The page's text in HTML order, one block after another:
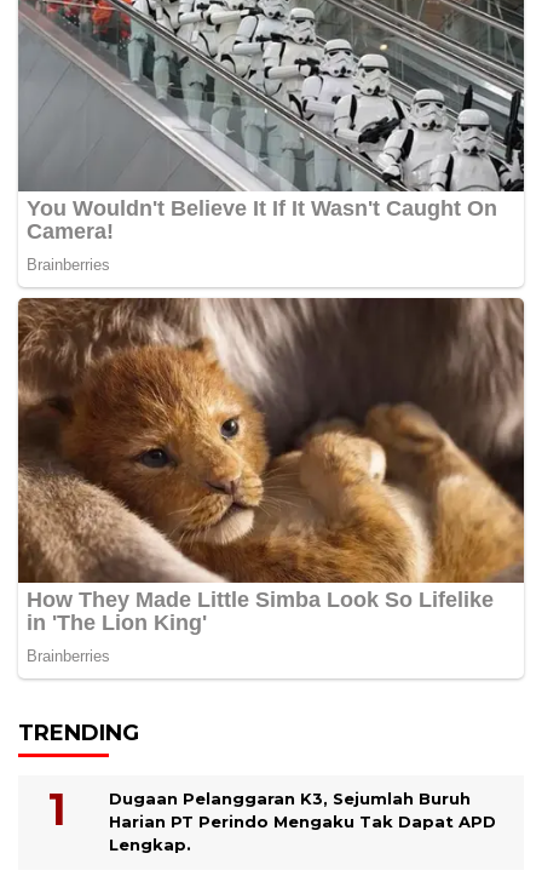
TRENDING
Dugaan Pelanggaran K3, Sejumlah Buruh
Harian PT Perindo Mengaku Tak Dapat APD
Lengkap.